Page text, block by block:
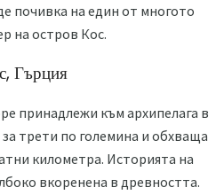
почивка на един от многото
на остров Кос.
Гърция
принадлежи към архипелага в
трети по големина и обхваща
километра. Историята на
вкоренена в древността.